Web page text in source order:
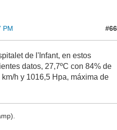
PM #66
de l'Infant, en estos
datos, 27,7ºC con 84% de
h y 1016,5 Hpa, máxima de